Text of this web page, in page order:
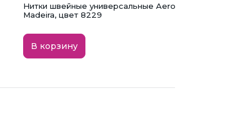
Нитки швейные универсальные Aerofil №120 (1000)
Madeira, цвет 8229
В корзину